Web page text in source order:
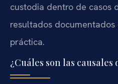
custodia dentro de casos
resultados
práctica.
¿Cuáles son las